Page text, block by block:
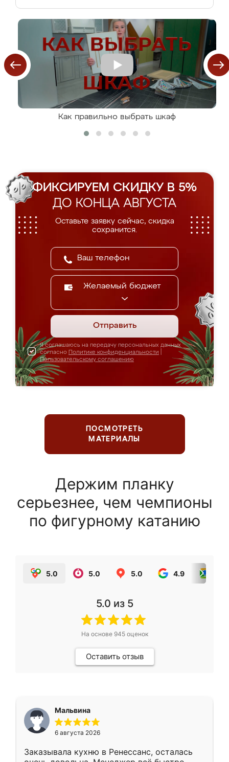
Как правильно выбрать шкаф
ФИКСИРУЕМ СКИДКУ В 5%
ДО КОНЦА АВГУСТА
Оставьте заявку сейчас, скидка
сохранится.
Желаемый бюджет
Отправить
Я соглашаюсь на передачу персональных данных
согласно Политике конфиденциальности
Пользовательскому соглашению
ПОСМОТРЕТЬ
МАТЕРИАЛЫ
Держим планку
серьезнее, чем чемпионы
по фигурному катанию
5.0 5.0 5.0 4.9
5.0 из 5
На основе 945оценок
Оставить отзыв
Мальвина
6 августа 2026
Заказывала кухню в Ренессанс, осталась